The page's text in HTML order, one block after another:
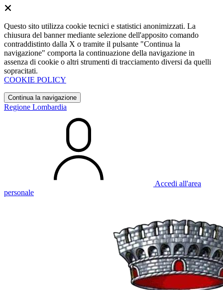
Questo sito utilizza cookie tecnici e statistici anonimizzati. La
chiusura del banner mediante selezione dell'apposito comando
contraddistinto dalla X o tramite il pulsante "Continua la
navigazione" comporta la continuazione della navigazione in
assenza di cookie o altri strumenti di tracciamento diversi da quelli
sopracitati.
COOKIE POLICY
Continua la navigazione
Regione Lombardia
Accedi all'area
personale